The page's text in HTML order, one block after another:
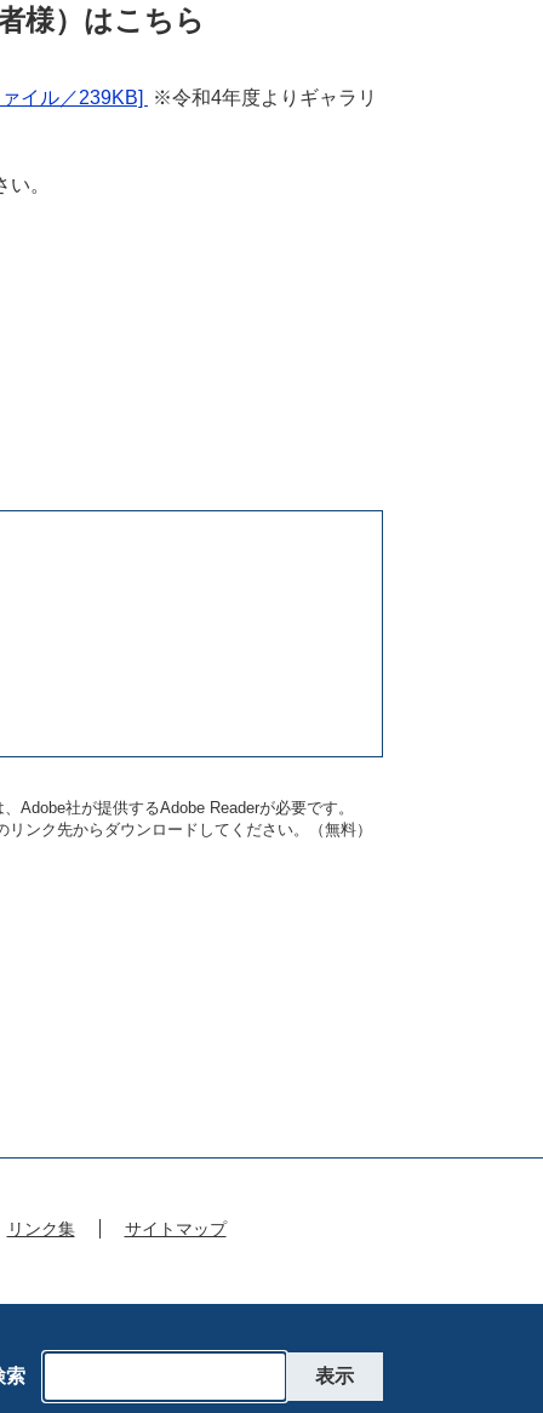
様）はこちら
イル／239KB] ※令和4年度よりギャラリ
。
Adobe社が提供するAdobe Readerが必要です。
ンク先からダウンロードしてください。（無料）
リンク集 サイトマップ
索